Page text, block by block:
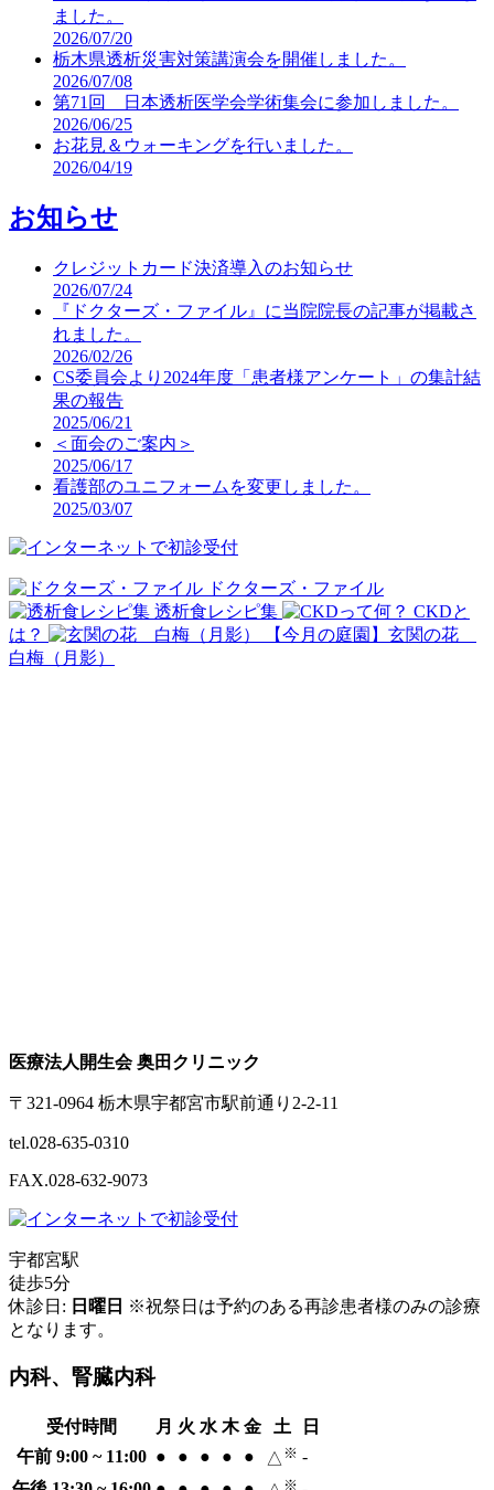
ました。
2026/07/20
栃木県透析災害対策講演会を開催しました。
2026/07/08
第71回 日本透析医学会学術集会に参加しました。
2026/06/25
お花見＆ウォーキングを行いました。
2026/04/19
お知らせ
クレジットカード決済導入のお知らせ
2026/07/24
『ドクターズ・ファイル』に当院院長の記事が掲載さ
れました。
2026/02/26
CS委員会より2024年度「患者様アンケート」の集計結
果の報告
2025/06/21
＜面会のご案内＞
2025/06/17
看護部のユニフォームを変更しました。
2025/03/07
ドクターズ・ファイル
透析食レシピ集
CKDと
は？
【今月の庭園】玄関の花
白梅（月影）
医療法人開生会 奥田クリニック
〒321-0964 栃木県宇都宮市駅前通り2-2-11
tel.028-635-0310
FAX.028-632-9073
宇都宮駅
徒歩5分
休診日: 日曜日 ※祝祭日は予約のある再診患者様のみの診療
となります。
内科、腎臓内科
受付時間 月 火 水 木 金 土
日
午前 9:00 ~ 11:00 ● ● ● ● ● △ ※ -
※